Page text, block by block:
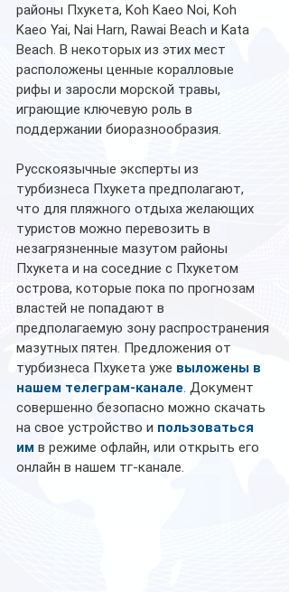
районы Пхукета, Koh Kaeo Noi, Koh
Kaeo Yai, Nai Harn, Rawai Beach и Kata
Beach. В некоторых из этих мест
расположены ценные коралловые
рифы и заросли морской травы,
играющие ключевую роль в
поддержании биоразнообразия.
Русскоязычные эксперты из
турбизнеса Пхукета предполагают,
что для пляжного отдыха желающих
туристов можно перевозить в
незагрязненные мазутом районы
Пхукета и на соседние с Пхукетом
острова, которые пока по прогнозам
властей не попадают в
предполагаемую зону распространения
мазутных пятен. Предложения от
турбизнеса Пхукета уже выложены в
нашем телеграм-канале . Документ
совершенно безопасно можно скачать
на свое устройство и пользоваться
им в режиме офлайн, или открыть его
онлайн в нашем тг-канале.